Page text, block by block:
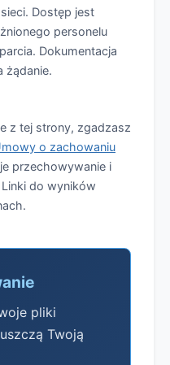
Dostęp jest
personelu
Dokumentacja
żądanie.
z tej strony, zgadzasz
o zachowaniu
przechowywanie i
do wyników
pliki
Twoją